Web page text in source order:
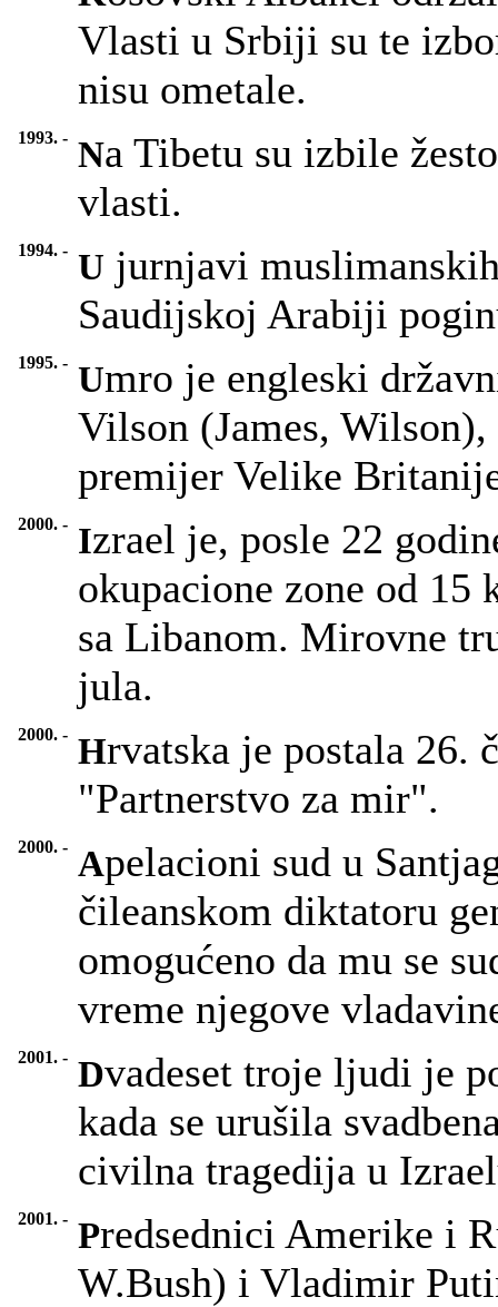
Vlasti u Srbiji su te
nisu ometale.
1993. - Na Tibetu su izbile
vlasti.
1994. - U jurnjavi
Saudijskoj Arabiji
1995. - Umro je engleski
Vilson (James,
premijer Velike
2000. - Izrael je, posle 22
okupacione zone od
sa Libanom. Mirovne
jula.
2000. - Hrvatska je postala 26.
"Partnerstvo za mir".
2000. - Apelacioni sud u
čileanskom diktatoru
omogućeno da mu se
vreme njegove
2001. - Dvadeset troje ljudi je
kada se urušila
civilna tragedija u
2001. - Predsednici Amerike i
W.Bush) i Vladimir